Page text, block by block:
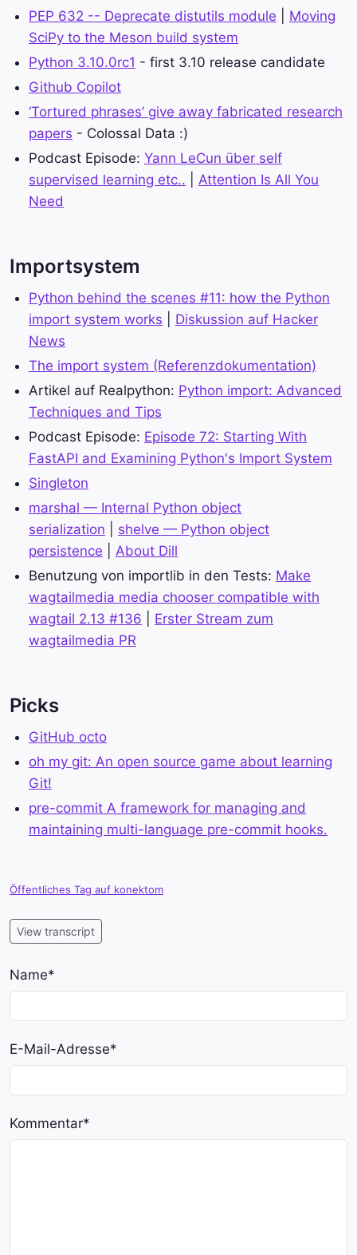
PEP 632 -- Deprecate distutils module
Moving
SciPy to the Meson build system
Python 3.10.0rc1 - first 3.10 release candidate
Github Copilot
‘Tortured phrases’ give away fabricated research
papers - Colossal Data :)
Podcast Episode: Yann LeCun über self
supervised learning etc..
Attention Is All You
Need
Importsystem
Python behind the scenes #11: how the Python
import system works
Diskussion auf Hacker
News
The import system (Referenzdokumentation)
Artikel auf Realpython: Python import: Advanced
Techniques and Tips
Podcast Episode: Episode 72: Starting With
FastAPI and Examining Python's Import System
Singleton
marshal — Internal Python object
serialization
shelve — Python object
persistence
About Dill
Benutzung von importlib in den Tests: Make
wagtailmedia media chooser compatible with
wagtail 2.13 #136
Erster Stream zum
wagtailmedia PR
Picks
GitHub octo
oh my git: An open source game about learning
Git!
pre-commit A framework for managing and
maintaining multi-language pre-commit hooks.
Öffentliches Tag auf konektom
View transcript
Name*
E-Mail-Adresse*
Kommentar*